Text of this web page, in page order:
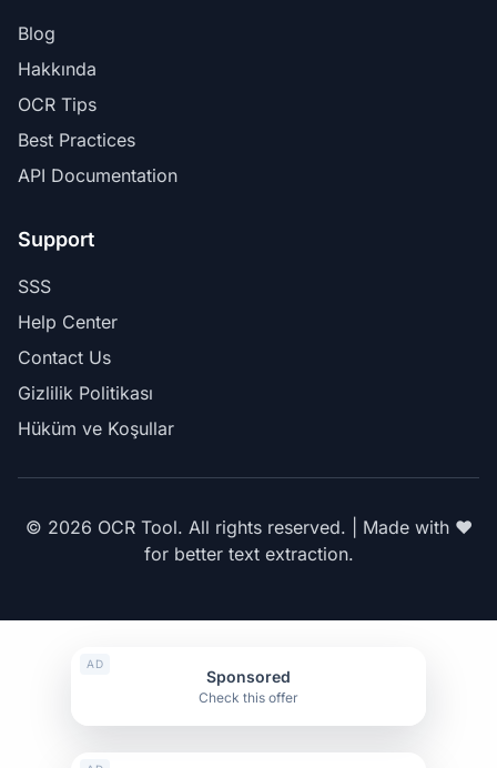
Blog
Hakkında
OCR Tips
Best Practices
API Documentation
Support
SSS
Help Center
Contact Us
Gizlilik Politikası
Hüküm ve Koşullar
© 2026 OCR Tool. All rights reserved. | Made with ❤️
for better text extraction.
AD
Sponsored
Check this offer